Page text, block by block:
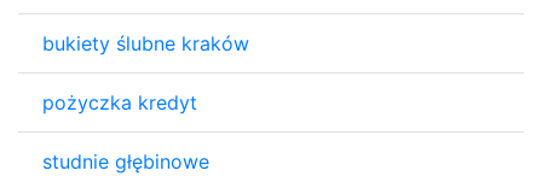
bukiety ślubne kraków
pożyczka kredyt
studnie głębinowe